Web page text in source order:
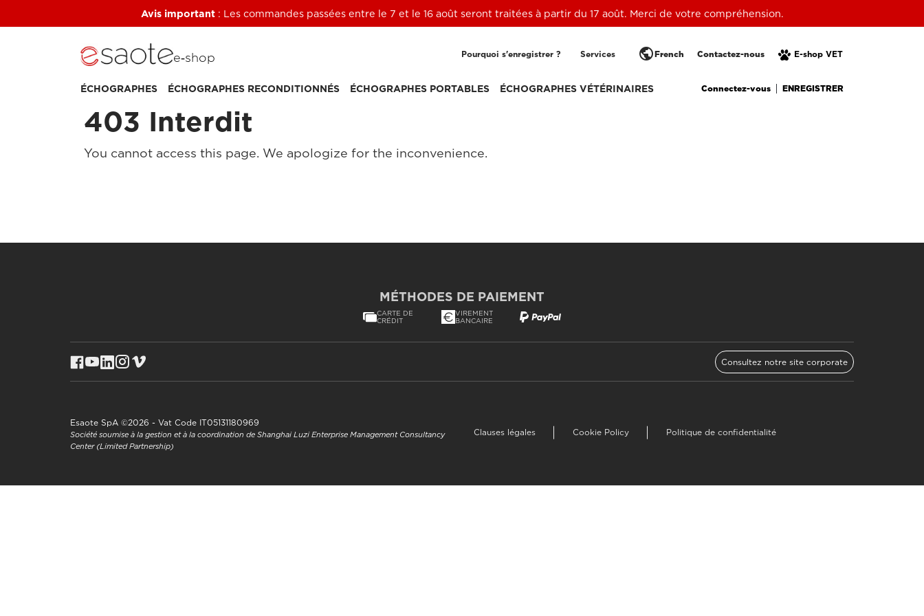
Avis important: Les commandes passées entre le 7 et le 16 août seront traitées à partir du 17 août. Merci de votre compréhension.
e‑shop Pourquoi s'enregistrer ? Services E-shop VET
Contactez-nous
publicFrench
ÉCHOGRAPHES ÉCHOGRAPHES RECONDITIONNÉS ÉCHOGRAPHES PORTABLES ÉCHOGRAPHES VÉTÉRINAIRES Connectez-vous ENREGISTRER
403 Interdit
You cannot access this page. We apologize for the inconvenience.
MÉTHODES DE PAIEMENT
CARTE DE
CRÉDIT
VIREMENT
BANCAIRE
Consultez notre site corporate
Esaote SpA ©2026 - Vat Code IT05131180969
Société soumise à la gestion et à la coordination de Shanghai Luzi Enterprise Management Consultancy
Center (Limited Partnership)
Clauses légales Cookie Policy Politique de confidentialité